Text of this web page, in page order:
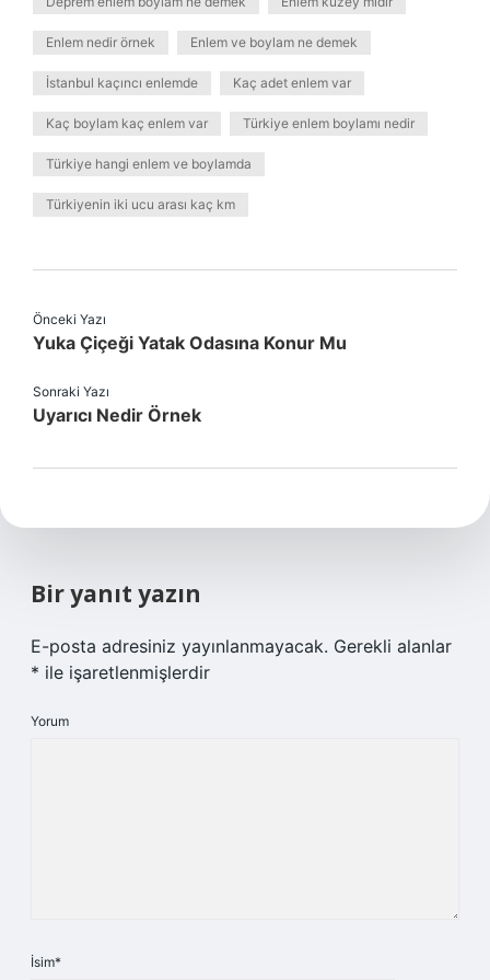
Enlem nedir örnek Enlem ve boylam ne demek
İstanbul kaçıncı enlemde Kaç adet enlem var
Kaç boylam kaç enlem var Türkiye enlem boylamı nedir
Türkiye hangi enlem ve boylamda
Türkiyenin iki ucu arası kaç km
Önceki Yazı
Yuka Çiçeği Yatak Odasına Konur Mu
Sonraki Yazı
Uyarıcı Nedir Örnek
Bir yanıt yazın
E-posta adresiniz yayınlanmayacak. Gerekli alanlar
* ile işaretlenmişlerdir
Yorum
İsim*